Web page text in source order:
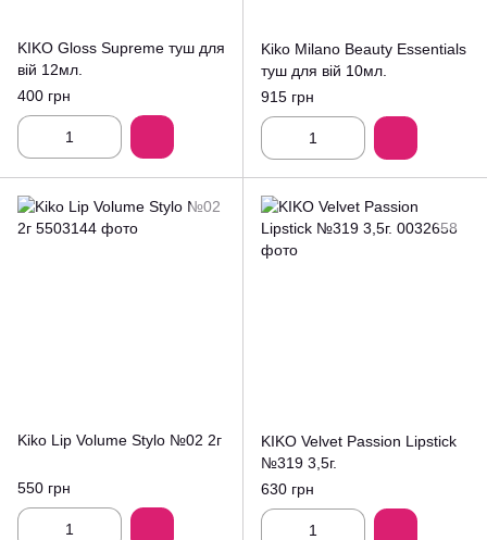
KIKO Gloss Supreme туш для
вій 12мл.
400 грн
Kiko Milano Beauty Essentials
туш для вій 10мл.
915 грн
Kiko Lip Volume Stylo №02 2г
550 грн
KIKO Velvet Passion Lipstick
№319 3,5г.
630 грн